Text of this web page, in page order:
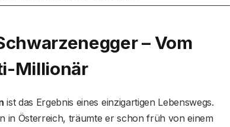
– Vom
Millionär
ist das Ergebnis eines einzigartigen Lebenswegs.
in Österreich, träumte er schon früh von einem